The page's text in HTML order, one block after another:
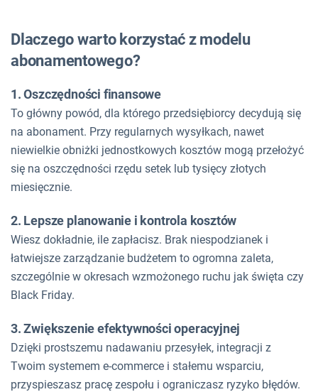
Dlaczego warto korzystać z modelu
abonamentowego?
1. Oszczędności finansowe
To główny powód, dla którego przedsiębiorcy decydują się
na abonament. Przy regularnych wysyłkach, nawet
niewielkie obniżki jednostkowych kosztów mogą przełożyć
się na oszczędności rzędu setek lub tysięcy złotych
miesięcznie.
2. Lepsze planowanie i kontrola kosztów
Wiesz dokładnie, ile zapłacisz. Brak niespodzianek i
łatwiejsze zarządzanie budżetem to ogromna zaleta,
szczególnie w okresach wzmożonego ruchu jak święta czy
Black Friday.
3. Zwiększenie efektywności operacyjnej
Dzięki prostszemu nadawaniu przesyłek, integracji z
Twoim systemem e-commerce i stałemu wsparciu,
przyspieszasz pracę zespołu i ograniczasz ryzyko błędów.